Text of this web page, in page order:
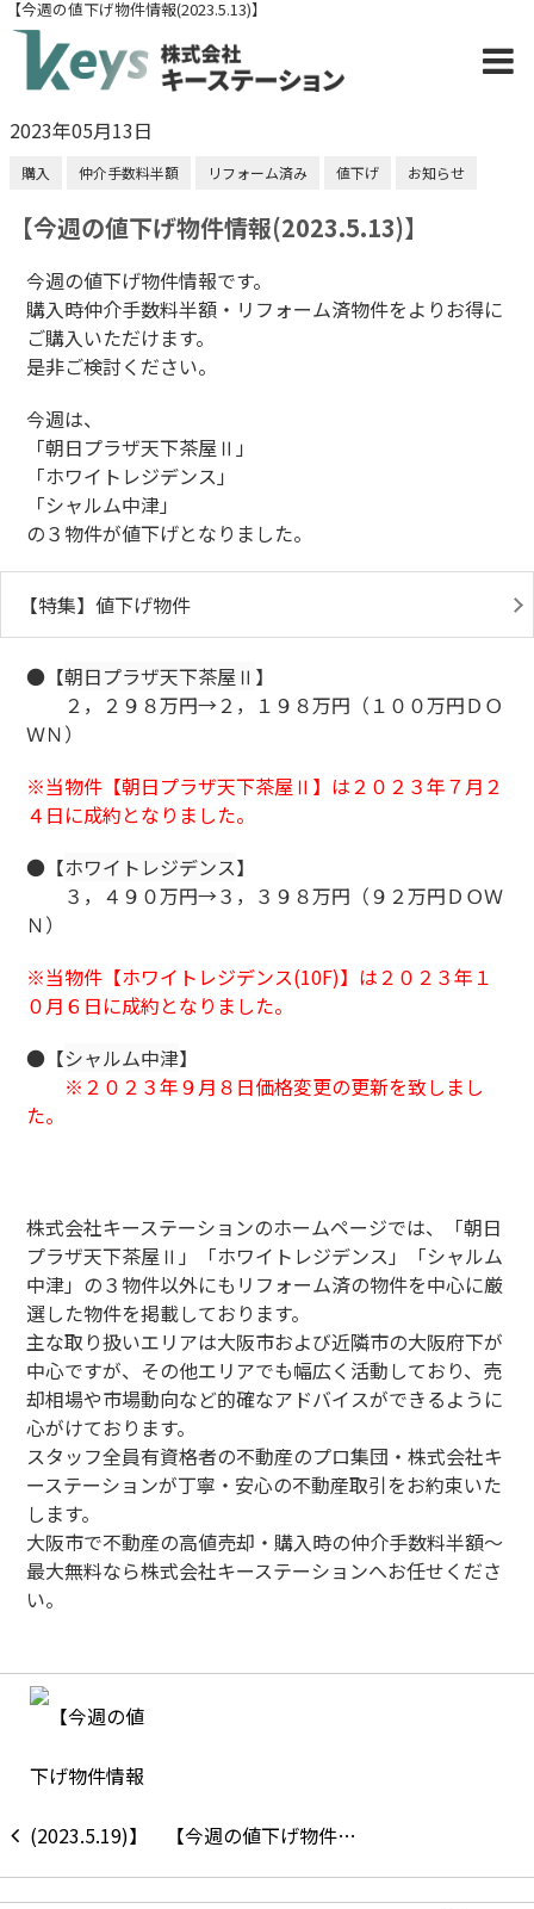
【今週の値下げ物件情報(2023.5.13)】
2023年05月13日
購入 仲介手数料半額 リフォーム済み 値下げ お知らせ
【今週の値下げ物件情報(2023.5.13)】
今週の値下げ物件情報です。
購入時仲介手数料半額・リフォーム済物件をよりお得に
ご購入いただけます。
是非ご検討ください。
今週は、
「朝日プラザ天下茶屋Ⅱ」
「ホワイトレジデンス」
「シャルム中津」
の３物件が値下げとなりました。
【特集】値下げ物件
●【朝日プラザ天下茶屋Ⅱ 】
２，２９８万円→２，１９８万円（１００万円ＤＯ
ＷＮ）
※当物件【朝日プラザ天下茶屋Ⅱ 】は２０２３年７月２
４日に成約となりました。
●【ホワイトレジデンス】
３，４９０万円→３，３９８万円（９２万円ＤＯＷ
Ｎ）
※当物件【ホワイトレジデンス(10F)】は２０２３年１
０月６日に成約となりました。
●【シャルム中津】
※２０２３年９月８日価格変更の更新を致しまし
た。
株式会社キーステーションのホームページでは、「朝日
プラザ天下茶屋Ⅱ」「ホワイトレジデンス」「シャルム
中津」の３物件以外にもリフォーム済の物件を中心に厳
選した物件を掲載しております。
主な取り扱いエリアは大阪市および近隣市の大阪府下が
中心ですが、その他エリアでも幅広く活動しており、売
却相場や市場動向など的確なアドバイスができるように
心がけております。
スタッフ全員有資格者の不動産のプロ集団・株式会社キ
ーステーションが丁寧・安心の不動産取引をお約束いた
します。
大阪市で不動産の高値売却・購入時の仲介手数料半額～
最大無料なら株式会社キーステーションへお任せくださ
い。
【今週の値下げ物件…